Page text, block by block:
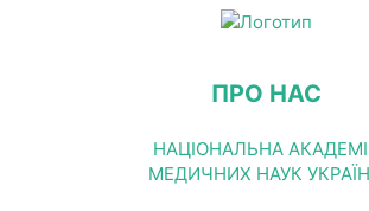
ПРО НАС
НАЦІОНАЛЬНА
МЕДИЧНИХ НАУК